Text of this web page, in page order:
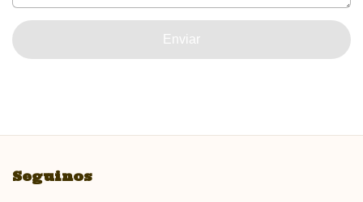
Enviar
Seguinos